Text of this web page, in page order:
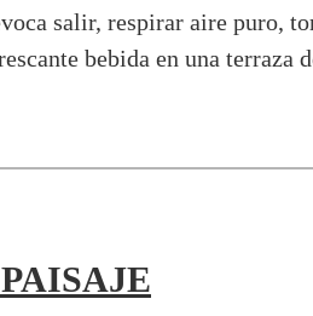
salir, respirar aire puro,
bebida en una